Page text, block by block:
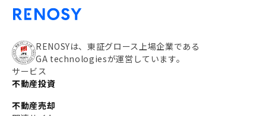
RENOSYは、東証グロース上場企業である
GA technologiesが運営しています。
サービス
不動産投資
不動産売却